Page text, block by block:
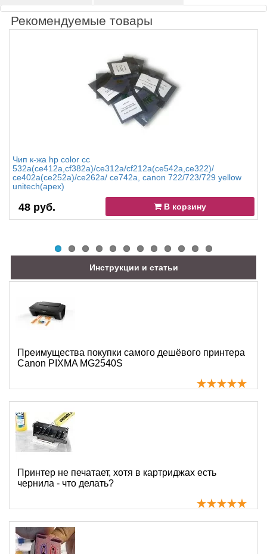
Рекомендуемые товары
Чип к-жа hp color cc
532a(ce412a,cf382a)/ce312a/cf212a(ce542a,ce322)/
ce402a(ce252a)/ce262a/ ce742a, canon 722/723/729 yellow
unitech(apex)
48 руб. В корзину
Инструкции и статьи
Преимущества покупки самого дешёвого принтера
Canon PIXMA MG2540S
Принтер не печатает, хотя в картриджах есть
чернила - что делать?